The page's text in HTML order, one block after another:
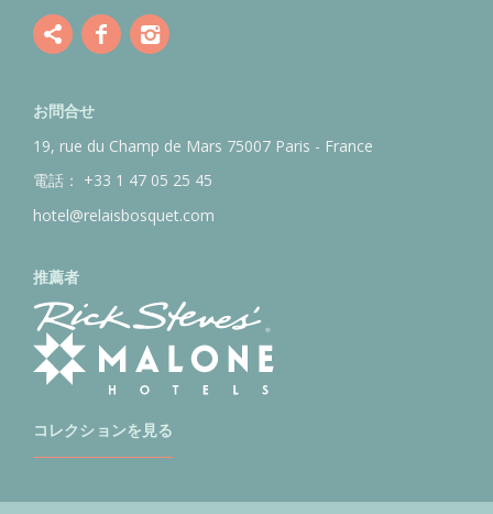
お問合せ
19, rue du Champ de Mars 75007 Paris - France
電話： +33 1 47 05 25 45
hotel@relaisbosquet.com
推薦者
コレクションを見る